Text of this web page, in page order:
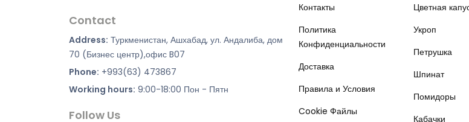
Contact
Address: Туркменистан, Ашхабад, ул. Андалиба, дом
70 (Бизнес центр),офис B07
Phone: +993(63) 473867
Working hours: 9:00-18:00 Пон - Пятн
Follow Us
Контакты
Политика
Конфиденциальности
Доставка
Правила и Условия
Cookie Файлы
Цветная
Укроп
Петрушка
Шпинат
Помидоры
Кабачки